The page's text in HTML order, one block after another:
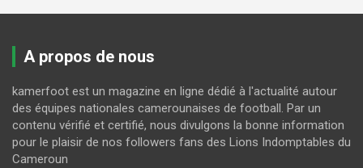
A propos de nous
kamerfoot est un magazine en ligne dédié à l'actualité autour
des équipes nationales camerounaises de football. Par un
contenu vérifié et certifié, nous divulgons la bonne information
pour le plaisir de nos followers fans des Lions Indomptables du
Cameroun